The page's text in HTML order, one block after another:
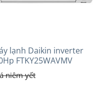
lạnh Daikin inverter
FTKY25WAVMV